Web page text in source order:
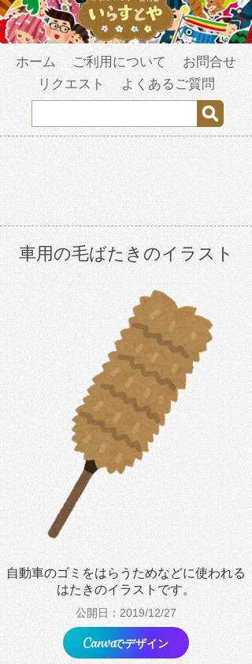
ホーム ご利用について
お問合せ
リクエスト
よくあるご質問
車用の毛ばたきのイラスト
自動車のゴミをはらうためなどに使われる
はたきのイラストです。
公開日：2019/12/27
でデザイン